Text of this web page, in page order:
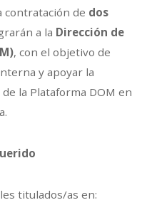
contratación de dos
a la Dirección de
, con el objetivo de
y apoyar la
la Plataforma DOM en
titulados/as en: